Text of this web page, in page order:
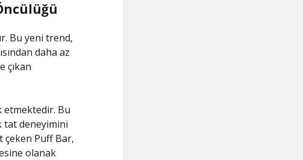
Bu yeni trend,
daha az
çıkan
etmektedir. Bu
tat deneyimini
çeken Puff Bar,
olanak